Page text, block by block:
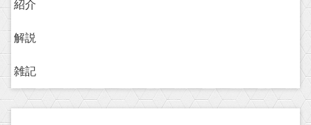
紹介
解説
雑記